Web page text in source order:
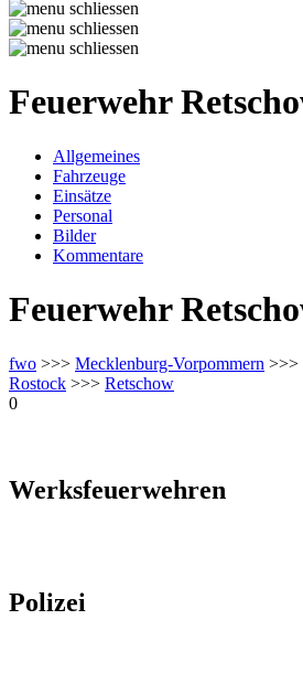
Feuerwehr
Allgemeines
Fahrzeuge
Einsätze
Personal
Bilder
Kommentare
Feuerwehr
fwo >>> Mecklenburg-Vorpommern >>>
Rostock >>> Retschow
0
Werksfeuerwehren
Polizei